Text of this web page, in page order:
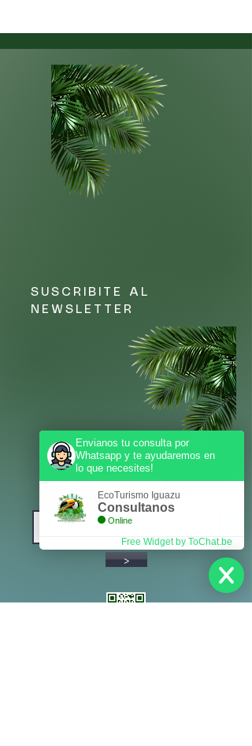
SUSCRIBITE AL
NEWSLETTER
>
Envianos tu consulta por
Whatsapp y te ayudaremos en
lo que necesites!
EcoTurismo Iguazu
Consultanos
Online
Free Widget by ToChat.be